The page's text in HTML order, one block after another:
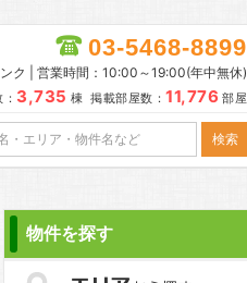
03-5468-8899
ク | 営業時間：10:00～19:00(年中無休)
3,735 棟 掲載部屋数： 11,776 部屋
物件を探す